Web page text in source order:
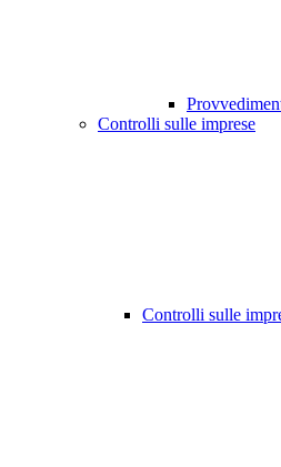
Controlli sulle imprese
Controlli sulle